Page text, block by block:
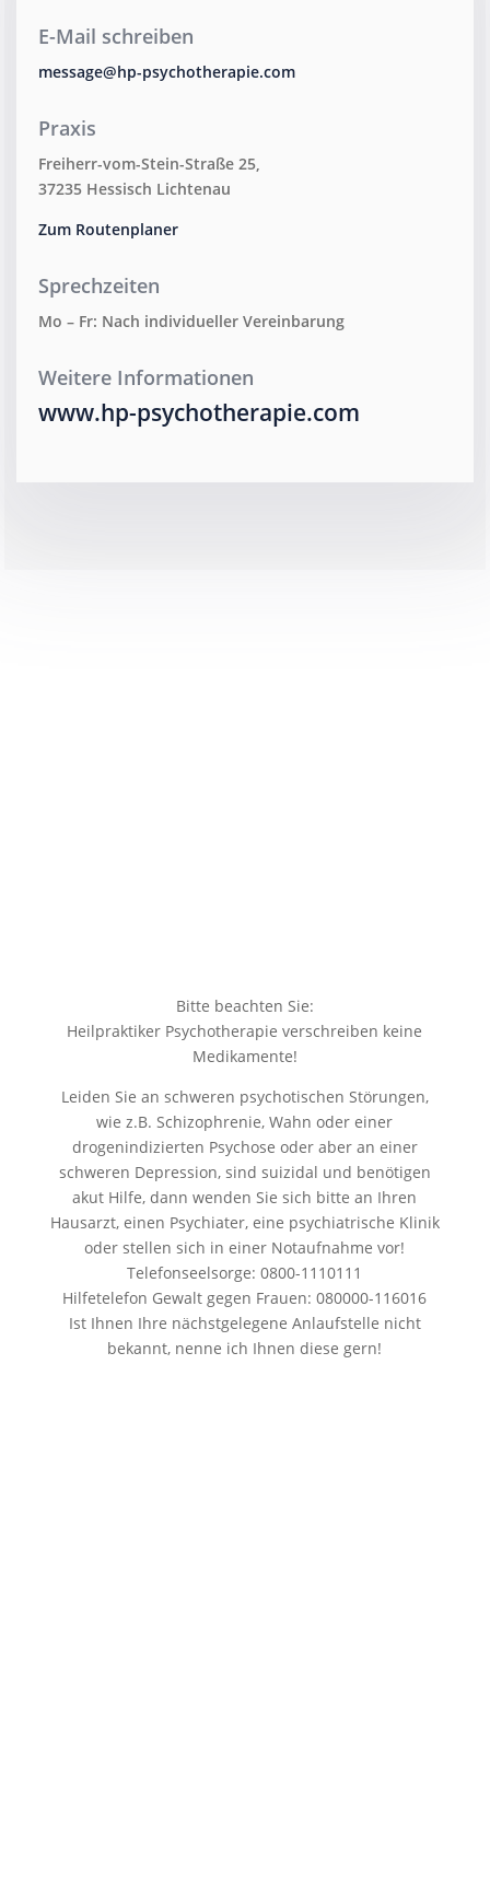
E-Mail schreiben
message@hp-psychotherapie.com
Praxis
Freiherr-vom-Stein-Straße 25,
37235 Hessisch Lichtenau
Zum Routenplaner
Sprechzeiten
Mo – Fr: Nach individueller Vereinbarung
Weitere Informationen
www.hp-psychotherapie.com
Bitte beachten Sie:
Heilpraktiker Psychotherapie verschreiben keine
Medikamente!
Leiden Sie an schweren psychotischen Störungen,
wie z.B. Schizophrenie, Wahn oder einer
drogenindizierten Psychose oder aber an einer
schweren Depression, sind suizidal und benötigen
akut Hilfe, dann wenden Sie sich bitte an Ihren
Hausarzt, einen Psychiater, eine psychiatrische Klinik
oder stellen sich in einer Notaufnahme vor!
Telefonseelsorge: 0800-1110111
Hilfetelefon Gewalt gegen Frauen: 080000-116016
Ist Ihnen Ihre nächstgelegene Anlaufstelle nicht
bekannt, nenne ich Ihnen diese gern!